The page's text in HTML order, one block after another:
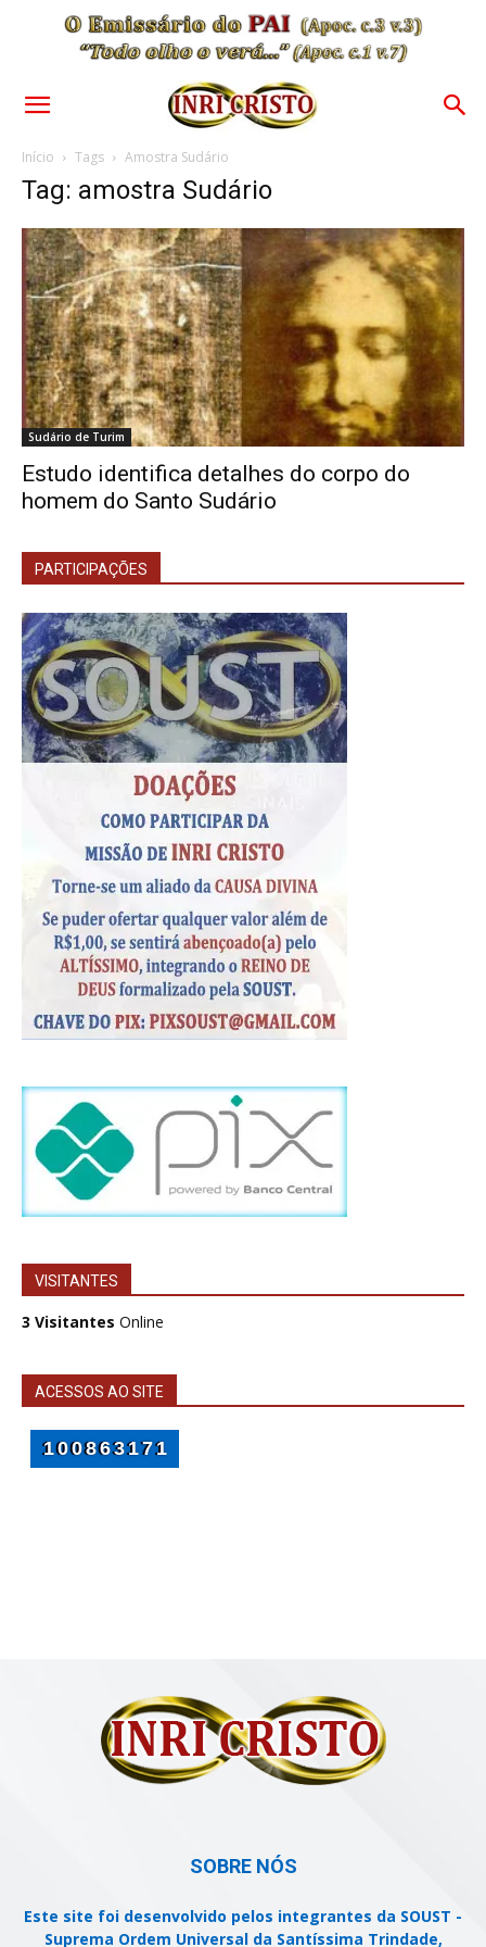
Início Tags Amostra Sudário
Tag: amostra Sudário
Sudário de Turim
Estudo identifica detalhes do corpo do
homem do Santo Sudário
PARTICIPAÇÕES
VISITANTES
3 Visitantes Online
ACESSOS AO SITE
SOBRE NÓS
Este site foi desenvolvido pelos integrantes da SOUST -
Suprema Ordem Universal da Santíssima Trindade,